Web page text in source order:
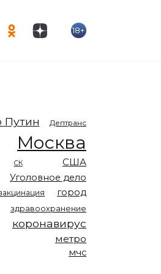
18+
Путин Дептранс
Москва
СК США
Уголовное дело
город
здравоохранение
коронавирус
метро
мчс